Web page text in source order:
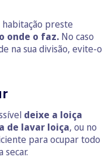
habitação preste
onde o faz. No caso
na sua divisão, evite-o
deixe a loiça
de lavar loiça, ou no
para ocupar todo
secar.